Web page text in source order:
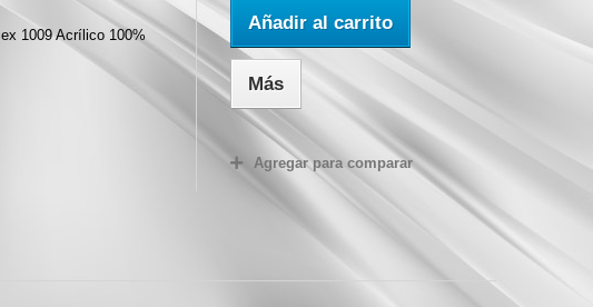
1009 Acrílico 100%
Añadir al carrito
Más
Agregar para comparar